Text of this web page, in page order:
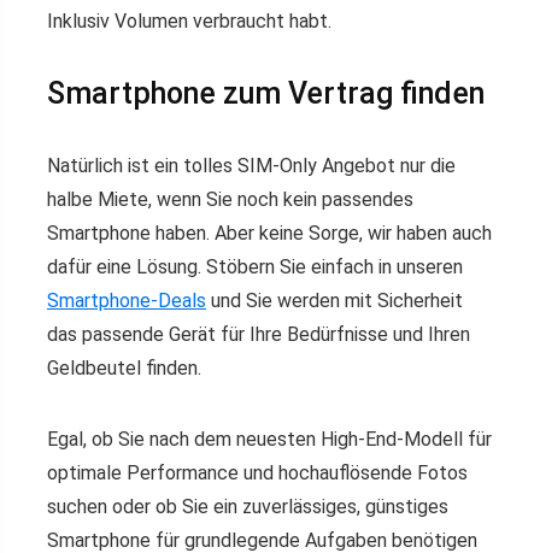
Inklusiv Volumen verbraucht habt.
Smartphone zum Vertrag finden
Natürlich ist ein tolles SIM-Only Angebot nur die
halbe Miete, wenn Sie noch kein passendes
Smartphone haben. Aber keine Sorge, wir haben auch
dafür eine Lösung. Stöbern Sie einfach in unseren
Smartphone-Deals und Sie werden mit Sicherheit
das passende Gerät für Ihre Bedürfnisse und Ihren
Geldbeutel finden.
Egal, ob Sie nach dem neuesten High-End-Modell für
optimale Performance und hochauflösende Fotos
suchen oder ob Sie ein zuverlässiges, günstiges
Smartphone für grundlegende Aufgaben benötigen